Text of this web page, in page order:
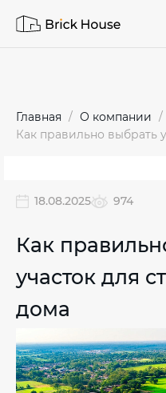
Главная О компании
Как правильно выбрать
18.08.2025 974
Как
участок для
дома